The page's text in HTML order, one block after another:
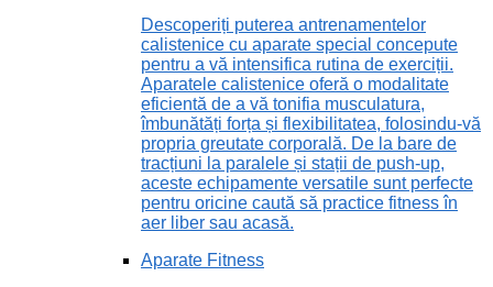
Descoperiți puterea antrenamentelor
calistenice cu aparate special concepute
pentru a vă intensifica rutina de exerciții.
Aparatele calistenice oferă o modalitate
eficientă de a vă tonifia musculatura,
îmbunătăți forța și flexibilitatea, folosindu-vă
propria greutate corporală. De la bare de
tracțiuni la paralele și stații de push-up,
aceste echipamente versatile sunt perfecte
pentru oricine caută să practice fitness în
aer liber sau acasă.
Aparate Fitness